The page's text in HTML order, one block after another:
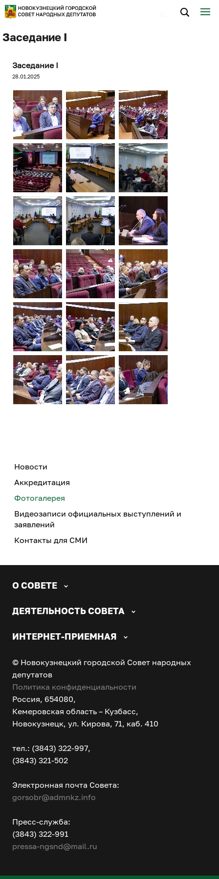
Заседание I
Заседание I
28.01.2025
Новости
Аккредитация
Фотогалерея
Видеозаписи официальных выступлений и
заявлений
Контакты для СМИ
О СОВЕТЕ
ДЕЯТЕЛЬНОСТЬ СОВЕТА
ИНТЕРНЕТ-ПРИЕМНАЯ
© Новокузнецкий городской Совет народных
депутатов
Политика конфиденциальности
Россия, 654080,
Кемеровская область – Кузбасс,
Новокузнецк, ул. Кирова, 71, каб. 410
тел.: (3843) 322-997,
(3843) 321-502
Электронная почта Совета:
gorsobr@admnkz.info
Пресс-служба:
(3843) 322-991
pressa-ngsnd@mail.ru